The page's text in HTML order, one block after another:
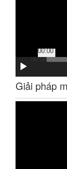
00:00
00:00
Giải pháp